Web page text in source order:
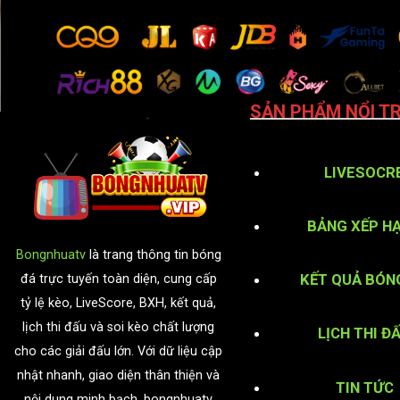
Bongnhuatvlà trang thông tin bóng
đá trực tuyến toàn diện, cung cấp
tỷ lệ kèo, LiveScore, BXH, kết quả,
lịch thi đấu và soi kèo chất lượng
cho các giải đấu lớn. Với dữ liệu cập
nhật nhanh, giao diện thân thiện và
SẢN PHẨM NỔI
BẢNG XẾP
KẾT QUẢ
LỊCH THI
TIN TỨC